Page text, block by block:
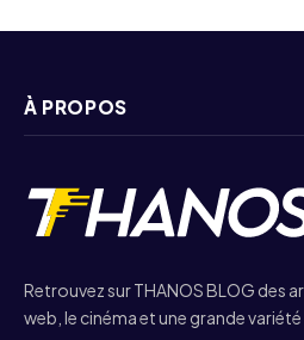
À PROPOS
Retrouvez sur THANOS BLOG des
web, le cinéma et une grande